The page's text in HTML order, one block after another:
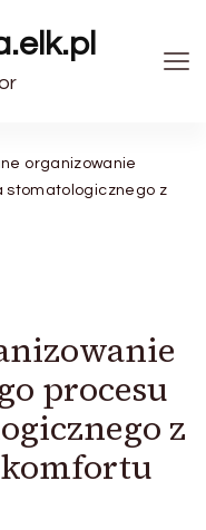
organizowanie
stomatologicznego z
procesu
z